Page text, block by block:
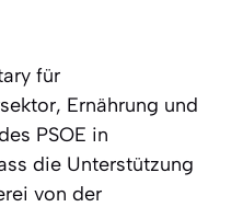
für
Ernährung und
PSOE in
die Unterstützung
von der